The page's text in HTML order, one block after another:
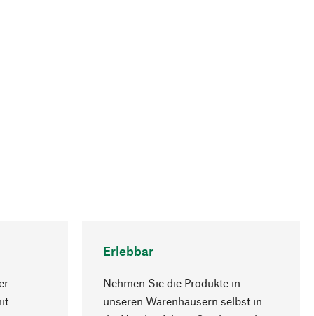
Erlebbar
Nehmen Sie die Produkte in
unseren Warenhäusern selbst in